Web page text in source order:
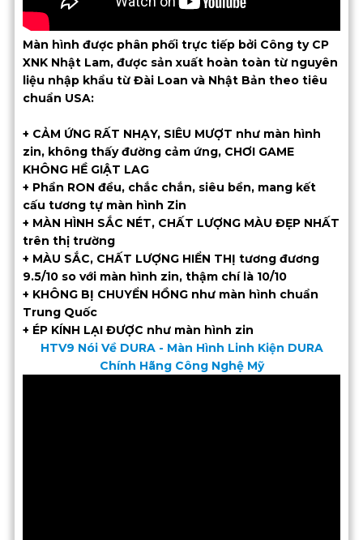
Màn hình được phân phối trực tiếp bởi Công ty CP
XNK Nhật Lam, được sản xuất hoàn toàn từ nguyên
liệu nhập khẩu từ Đài Loan và Nhật Bản theo tiêu
chuẩn USA:
+ CẢM ỨNG RẤT NHẠY, SIÊU MƯỢT như màn hình
zin, không thấy đường cảm ứng, CHƠI GAME
KHÔNG HỀ GIẬT LAG
+ Phần RON đều, chắc chắn, siêu bền, mang kết
cấu tương tự màn hình Zin
+ MÀN HÌNH SẮC NÉT, CHẤT LƯỢNG MÀU ĐẸP NHẤT
trên thị trường
+ MÀU SẮC, CHẤT LƯỢNG HIỂN THỊ tương đương
9.5/10 so với màn hình zin, thậm chí là 10/10
+ KHÔNG BỊ CHUYỂN HỒNG như màn hình chuẩn
Trung Quốc
+ ÉP KÍNH LẠI ĐƯỢC như màn hình zin
HTV9 Nói Về DURA - Màn Hình Linh Kiện DURA
Chính Hãng Công Nghệ Mỹ